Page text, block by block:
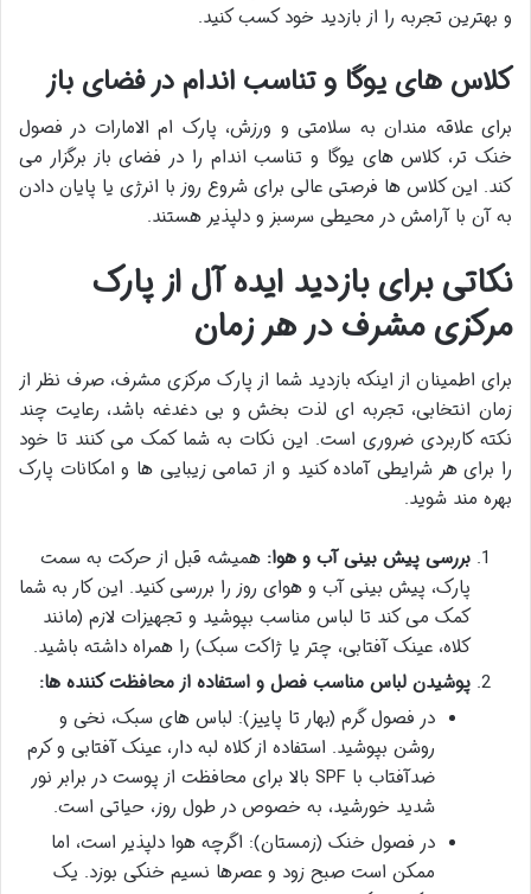
و بهترین تجربه را از بازدید خود کسب کنید.
کلاس های یوگا و تناسب اندام در فضای باز
برای علاقه مندان به سلامتی و ورزش، پارک ام الامارات در فصول
خنک تر، کلاس های یوگا و تناسب اندام را در فضای باز برگزار می
کند. این کلاس ها فرصتی عالی برای شروع روز با انرژی یا پایان دادن
به آن با آرامش در محیطی سرسبز و دلپذیر هستند.
نکاتی برای بازدید ایده آل از پارک
مرکزی مشرف در هر زمان
برای اطمینان از اینکه بازدید شما از پارک مرکزی مشرف، صرف نظر از
زمان انتخابی، تجربه ای لذت بخش و بی دغدغه باشد، رعایت چند
نکته کاربردی ضروری است. این نکات به شما کمک می کنند تا خود
را برای هر شرایطی آماده کنید و از تمامی زیبایی ها و امکانات پارک
بهره مند شوید.
بررسی پیش بینی آب و هوا: همیشه قبل از حرکت به سمت
پارک، پیش بینی آب و هوای روز را بررسی کنید. این کار به شما
کمک می کند تا لباس مناسب بپوشید و تجهیزات لازم (مانند
کلاه، عینک آفتابی، چتر یا ژاکت سبک) را همراه داشته باشید.
پوشیدن لباس مناسب فصل و استفاده از محافظت کننده ها:
در فصول گرم (بهار تا پاییز): لباس های سبک، نخی و
روشن بپوشید. استفاده از کلاه لبه دار، عینک آفتابی و کرم
ضدآفتاب با SPF بالا برای محافظت از پوست در برابر نور
شدید خورشید، به خصوص در طول روز، حیاتی است.
در فصول خنک (زمستان): اگرچه هوا دلپذیر است، اما
ممکن است صبح زود و عصرها نسیم خنکی بوزد. یک